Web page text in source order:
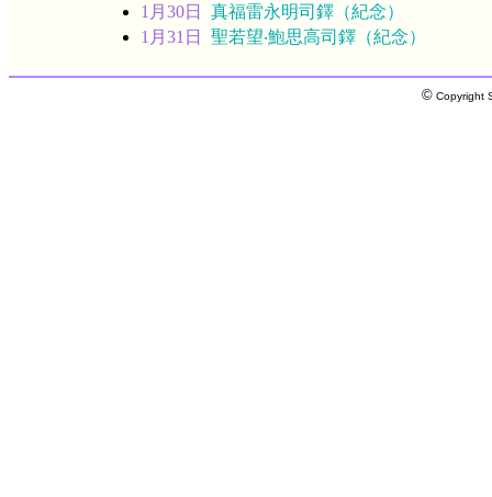
1月30日 真福雷永明司鐸（紀念）
1月31日 聖若望‧鮑思高司鐸（紀念）
© Copyright